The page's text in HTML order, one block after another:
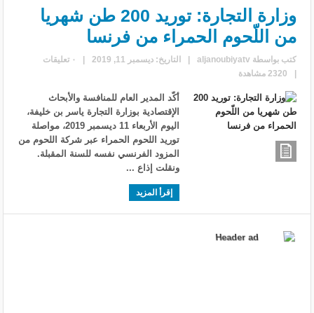
وزارة التجارة: توريد 200 طن شهريا
من اللّحوم الحمراء من فرنسا
كتب بواسطةaljanoubiyatv
| التاريخ: ديسمبر 11, 2019 |
٠ تعليقات
|
2320 مشاهدة
أكّد المدير العام للمنافسة والأبحاث
الإقتصادية بوزارة التجارة ياسر بن خليفة،
اليوم الأربعاء 11 ديسمبر 2019، مواصلة
توريد اللحوم الحمراء عبر شركة اللحوم من
المزود الفرنسي نفسه للسنة المقبلة.
ونقلت إذاع ...
إقرأ المزيد